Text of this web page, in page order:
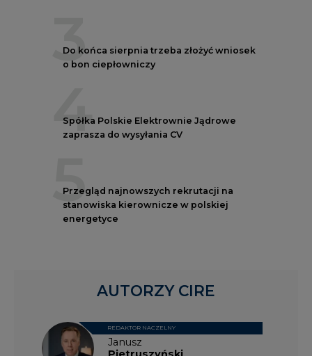
3
Do końca sierpnia trzeba złożyć wniosek
o bon ciepłowniczy
4
Spółka Polskie Elektrownie Jądrowe
zaprasza do wysyłania CV
5
Przegląd najnowszych rekrutacji na
stanowiska kierownicze w polskiej
energetyce
Janusz
Pietruszyński
REDAKTOR NACZELNY
AUTORZY CIRE